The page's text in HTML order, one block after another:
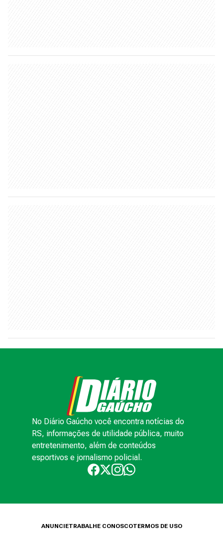
No Diário Gaúcho você encontra notícias do
RS, informações de utilidade pública, muito
entretenimento, além de conteúdos
esportivos e jornalismo policial.
ANUNCIETRABALHE CONOSCOTERMOS DE USO